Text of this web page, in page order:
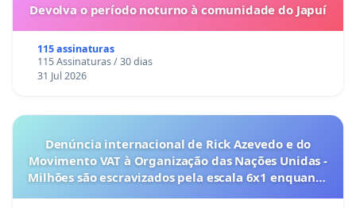
Devolva o período noturno à comunidade do Japuí
115 assinaturas
115 Assinaturas / 30 dias
31 Jul 2026
Denúncia internacional de Rick Azevedo e do
Movimento VAT à Organização das Nações Unidas -
Milhões são escravizados pela escala 6x1 enquanto